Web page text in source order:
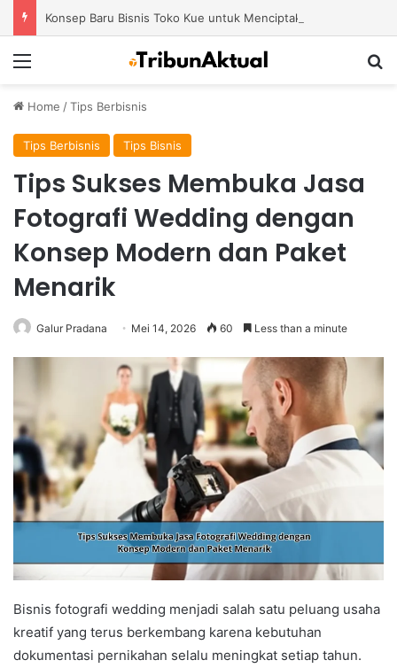
Home /Tips Berbisnis
Tips Berbisnis Tips Bisnis
Tips Sukses Membuka Jasa
Fotografi Wedding dengan
Konsep Modern dan Paket
Menarik
Galur Pradana Mei 14, 2026 60 Less than a minute
Bisnis fotografi wedding menjadi salah satu peluang usaha
kreatif yang terus berkembang karena kebutuhan
dokumentasi pernikahan selalu meningkat setiap tahun.